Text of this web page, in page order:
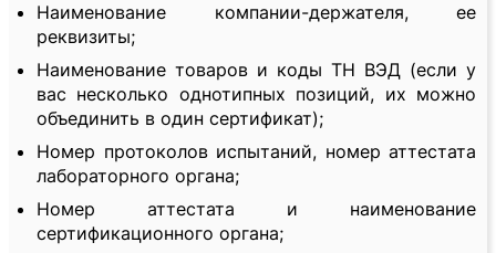
Наименование компании-держателя, ее
реквизиты;
Наименование товаров и коды ТН ВЭД (если у
вас несколько однотипных позиций, их можно
объединить в один сертификат);
Номер протоколов испытаний, номер аттестата
лабораторного органа;
Номер аттестата и наименование
сертификационного органа;